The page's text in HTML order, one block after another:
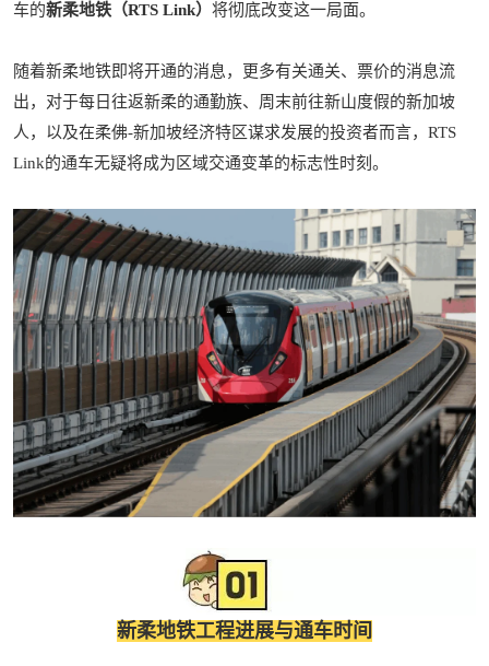
车的新柔地铁（RTS Link）将彻底改变这一局面。
随着新柔地铁即将开通的消息，更多有关通关、票价的消息流
出， 对于每日往返新柔的通勤族、周末前往新山度假的新加坡
人，以及在柔佛-新加坡经济特区谋求发展的投资者而言，RTS
Link的通车无疑将成为区域交通变革的标志性时刻。
新柔地铁工程进展与通车时间